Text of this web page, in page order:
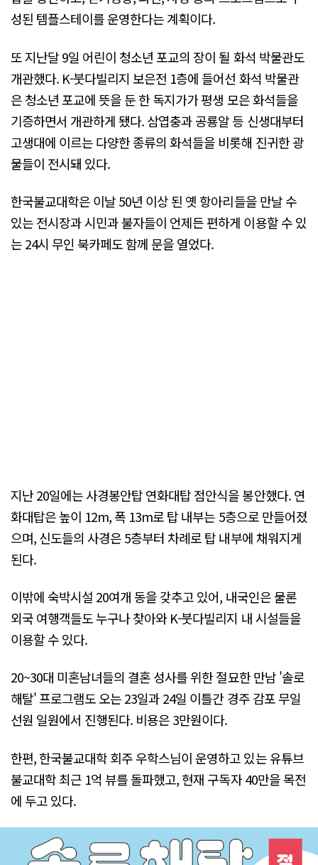
성된 템플스테이를 운영한다는 계획이다.
또 지난달 9일 어린이 청소년 포교의 장이 될 화석 박물관도
개관했다. K-붓다빌리지 보은전 1층에 들어선 화석 박물관
은 청소년 포교에 뜻을 둔 한 독지가가 평생 모은 화석들을
기증하면서 개관하게 됐다. 삼엽충과 공룡알 등 신생대부터
고생대에 이르는 다양한 종류의 화석들을 비롯해 진귀한 광
물들이 전시돼 있다.
한국불교대학은 이날 50년 이상 된 옛 항아리들을 만날 수
있는 전시장과 시민과 불자들이 언제든 편하게 이용할 수 있
는 24시 무인 북카페도 함께 문을 열었다.
지난 20일에는 사경봉안탑 연화대탑 점안식을 봉안했다. 연
화대탑은 높이 12m, 폭 13m로 탑 내부는 5층으로 만들어졌
으며, 신도들의 사경은 5층부터 차례로 탑 내부에 채워지게
된다.
이밖에 숙박시설 20여개 동을 갖추고 있어, 내국인은 물론
외국 여행객들도 누구나 찾아와 K-붓다빌리지 내 시설들을
이용할 수 있다.
20~30대 미혼남녀들의 결혼 성사를 위한 절묘한 만남 '솔로
해탈' 프로그램도 오는 23일과 24일 이틀간 경주 감포 무일
선원 일원에서 진행된다. 비용은 3만원이다.
한편, 한국불교대학 회주 우학스님이 운영하고 있는 유튜브
불교대학 최근 1억 뷰를 돌파했고, 현재 구독자 40만을 목전
에 두고 있다.